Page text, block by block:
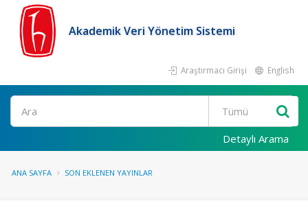
Akademik Veri Yönetim Sistemi
Araştırmacı Girişi English
Ara
Detaylı Arama
ANA SAYFA SON EKLENEN YAYINLAR